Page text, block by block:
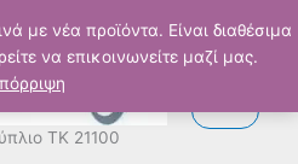
με νέα προϊόντα. Είναι διαθέσιμα
να επικοινωνείτε μαζί μας.
ΤΚ 21100